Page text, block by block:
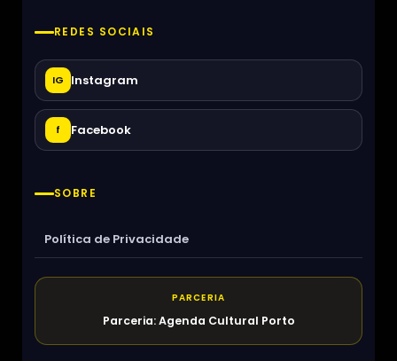
REDES SOCIAIS
IG Instagram
f Facebook
SOBRE
Política de Privacidade
PARCERIA
Parceria: Agenda Cultural Porto